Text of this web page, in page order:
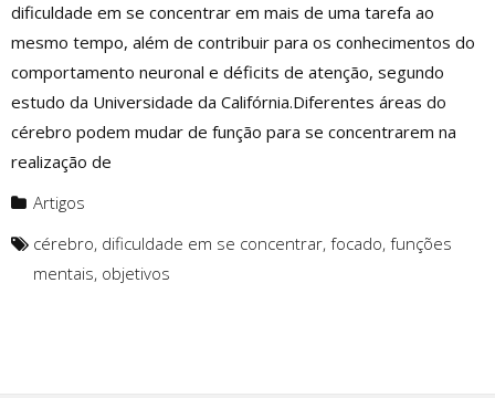
dificuldade em se concentrar em mais de uma tarefa ao
mesmo tempo, além de contribuir para os conhecimentos do
comportamento neuronal e déficits de atenção, segundo
estudo da Universidade da Califórnia.Diferentes áreas do
cérebro podem mudar de função para se concentrarem na
realização de
Artigos
cérebro, dificuldade em se concentrar, focado, funções
mentais, objetivos